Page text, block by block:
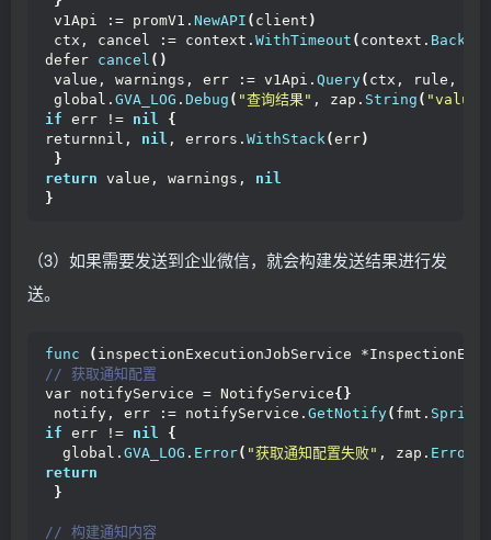
// 发送结果
   resultCh
< - pr
}
}()
// 执行巡检
err = prod.
if err != nil
{
  global.
}
v1Api := promV1. NewAPI ( client )
ctx, cancel := context. WithTimeout ( context.
defer cancel ()
value, warnings, err := v1Api. Query( ctx, rule,
global. GVA_LOG . Debug ( "查询结果" , zap. String ( "value"
if err != nil
{
returnnil, nil , errors. WithStack(err)
}
return value, warnings, nil
}
（3）如果需要发送到企业微信，就会构建发送结果进行发
送。
func ( inspectionExecutionJobService
// 获取通知配置
var notifyService = NotifyService{}
notify, err := notifyService. GetNotify( fmt. Sprintf
if err != nil
{
  global.
GVA_LOG . Error( "获取通知配置失败" , zap. Error
return
}
// 构建通知内容